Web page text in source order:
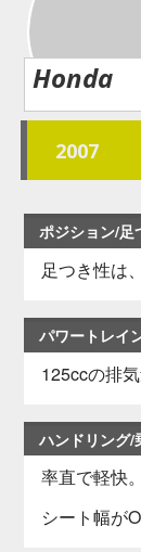
Honda
2007
ポジション/足
足つき性は
パワートレイ
125ccの排
ハンドリング/
率直で軽快
シート幅が